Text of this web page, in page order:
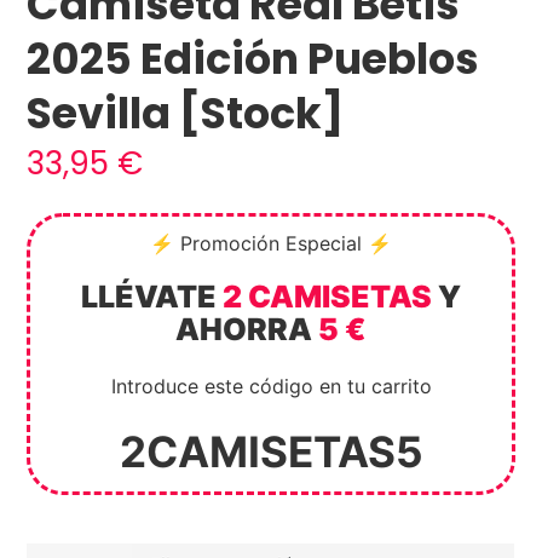
2025 Edición Pueblos
Sevilla [Stock]
33,95 €
⚡ Promoción Especial ⚡
LLÉVATE 2 CAMISETAS Y
AHORRA 5 €
Introduce este código en tu carrito
2CAMISETAS5